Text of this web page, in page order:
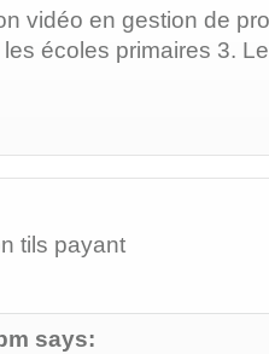
vidéo en gestion de
écoles primaires 3.
tils payant
says: